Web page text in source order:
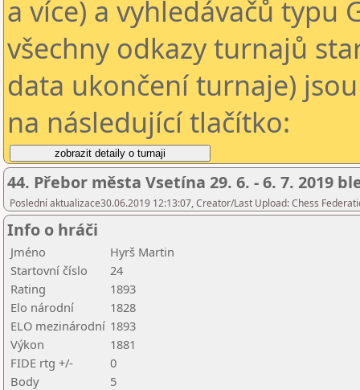
a více) a vyhledávačů typu
všechny odkazy turnajů
data ukončení turnaje)
na následující tlačítko:
44. Přebor města Vsetína 29. 6. - 6. 7. 2019
Poslední aktualizace30.06.2019 12:13:07, Creator/Last Upload: Chess
Info o hráči
Jméno
Hyrš Martin
Startovní číslo
24
Rating
1893
Elo národní
1828
ELO mezinárodní 1893
Výkon
1881
FIDE rtg +/-
0
Body
5